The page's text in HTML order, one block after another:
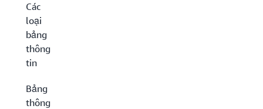
Các
loại
bảng
thông
tin
Bảng
thông